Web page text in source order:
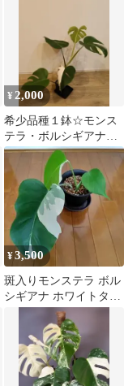
¥2,000
希少品種１鉢☆モンス
テラ・ボルシギアナ・
ホワイトタイガー④
¥3,500
斑入りモンステラ ボル
シギアナ ホワイトタイ
ガー 鉢付き